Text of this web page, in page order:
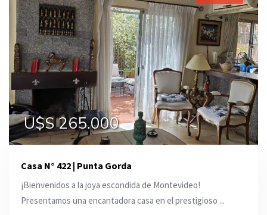
U$S 265.000
Casa N° 422 | Punta Gorda
¡Bienvenidos a la joya escondida de Montevideo!
Presentamos una encantadora casa en el prestigioso ...